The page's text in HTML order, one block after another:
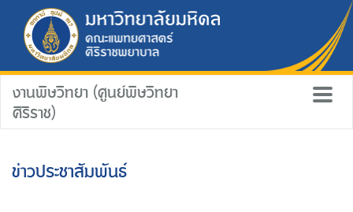
งานพิษวิทยา (ศูนย์พิษวิทยา
ศิริราช)
ข่าวประชาสัมพันธ์